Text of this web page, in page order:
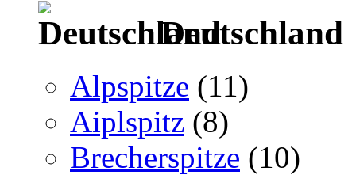
Deutschland
Alpspitze (11)
Aiplspitz (8)
Brecherspitze (10)